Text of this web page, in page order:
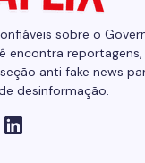
sobre o
encontra reportagens,
anti fake news
desinformação.